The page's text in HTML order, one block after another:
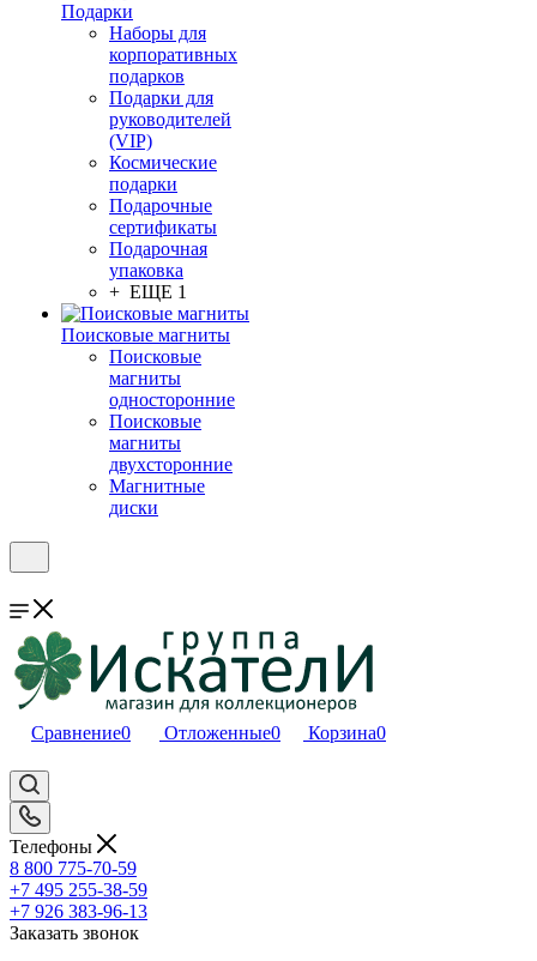
Подарки
Наборы для
корпоративных
подарков
Подарки для
руководителей
(VIP)
Космические
подарки
Подарочные
сертификаты
Подарочная
упаковка
+ ЕЩЕ 1
Поисковые магниты
Поисковые
магниты
односторонние
Поисковые
магниты
двухсторонние
Магнитные
диски
Сравнение0 Отложенные0 Корзина0
Телефоны
8 800 775-70-59
+7 495 255-38-59
+7 926 383-96-13
Заказать звонок